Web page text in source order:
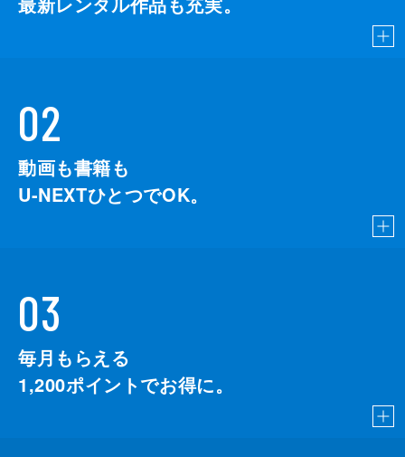
02
動画も書籍も
U-NEXTひとつでOK。
03
毎月もらえる
1,200ポイントでお得に。